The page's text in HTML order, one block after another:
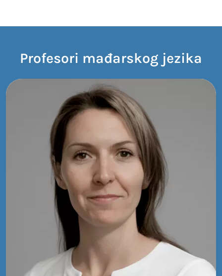
Profesori mađarskog jezika